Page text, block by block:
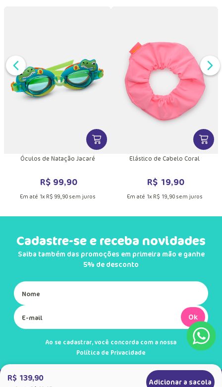
INFORMAÇÕES DO PRODUTO
VER MAIS INFORMAÇÕES DO
Óculos de Natação Jacaré
R$ 99,90
Em até 1x R$ 99,90sem juros
VER
Elástico de Cabelo Coral
R$ 19,90
Em até 1x R$ 19,90sem juros
R$ 139,90 Adicionar a sacola
Cadastre-se e receba novidades
Saiba também das promoções em primeira mão e ganhe
5% de desconto
Ok
Ao se cadastrar, você concorda com a nossa
Política de Privacidade